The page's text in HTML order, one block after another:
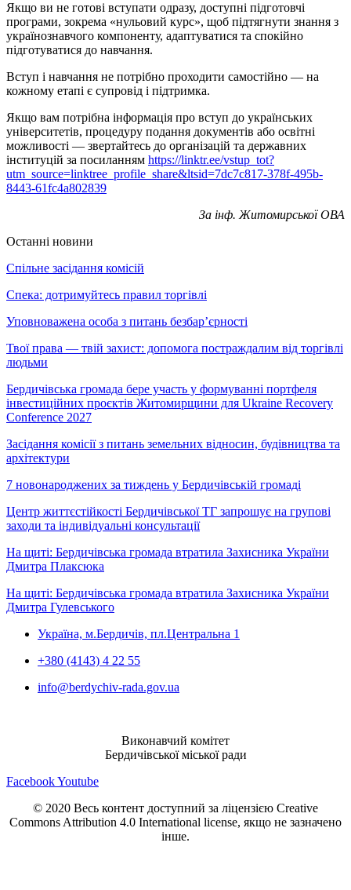
Якщо ви не готові вступати одразу, доступні підготовчі
програми, зокрема «нульовий курс», щоб підтягнути знання з
українознавчого компоненту, адаптуватися та спокійно
підготуватися до навчання.
Вступ і навчання не потрібно проходити самостійно — на
кожному етапі є супровід і підтримка.
Якщо вам потрібна інформація про вступ до українських
університетів, процедуру подання документів або освітні
можливості — звертайтесь до організацій та державних
інституцій за посиланням https://linktr.ee/vstup_tot?
utm_source=linktree_profile_share&ltsid=7dc7c817-378f-495b-
8443-61fc4a802839
За інф. Житомирської ОВА
Останні новини
Спільне засідання комісій
Спека: дотримуйтесь правил торгівлі
Уповноважена особа з питань безбар’єрності
Твої права — твій захист: допомога постраждалим від торгівлі
людьми
Бердичівська громада бере участь у формуванні портфеля
інвестиційних проєктів Житомирщини для Ukraine Recovery
Conference 2027
Засідання комісії з питань земельних відносин, будівництва та
архітектури
7 новонароджених за тиждень у Бердичівській громаді
Центр життєстійкості Бердичівської ТГ запрошує на групові
заходи та індивідуальні консультації
На щиті: Бердичівська громада втратила Захисника України
Дмитра Плаксюка
На щиті: Бердичівська громада втратила Захисника України
Дмитра Гулевського
Україна, м.Бердичів, пл.Центральна 1
+380 (4143) 4 22 55
info@berdychiv-rada.gov.ua
Виконавчий комітет
Бердичівської міської ради
FacebookYoutube
© 2020 Весь контент доступний за ліцензією Creative
Commons Attribution 4.0 International license, якщо не зазначено
інше.